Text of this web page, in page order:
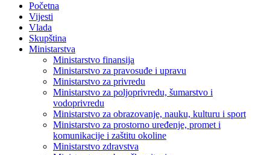
Početna
Vijesti
Vlada
Skupština
Ministarstva
Ministarstvo finansija
Ministarstvo za pravosuđe i upravu
Ministarstvo za privredu
Ministarstvo za poljoprivredu, šumarstvo i
vodoprivredu
Ministarstvo za obrazovanje, nauku, kulturu i sport
Ministarstvo za prostorno uređenje, promet i
komunikacije i zaštitu okoline
Ministarstvo zdravstva